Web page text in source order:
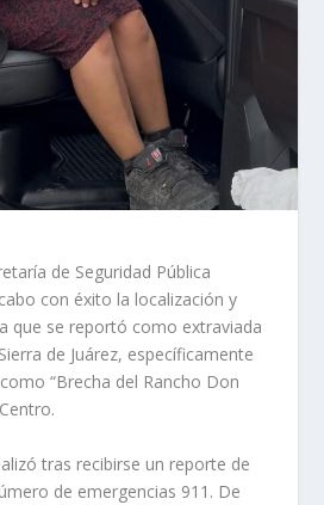
de Seguridad Pública
con éxito la localización y
que se reportó como extraviada
de Juárez, específicamente
“Brecha del Rancho Don
tras recibirse un reporte de
de emergencias 911. De